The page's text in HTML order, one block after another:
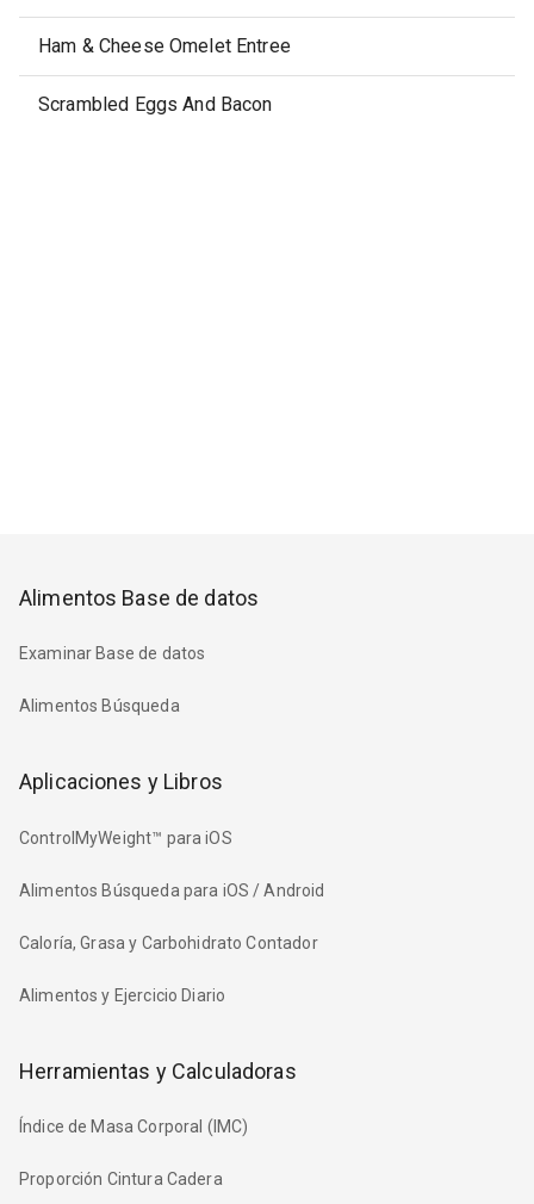
Ham & Cheese Omelet Entree
Scrambled Eggs And Bacon
Alimentos Base de datos
Examinar Base de datos
Alimentos Búsqueda
Aplicaciones y Libros
ControlMyWeight™ para iOS
Alimentos Búsqueda para iOS / Android
Caloría, Grasa y Carbohidrato Contador
Alimentos y Ejercicio Diario
Herramientas y Calculadoras
Índice de Masa Corporal (IMC)
Proporción Cintura Cadera